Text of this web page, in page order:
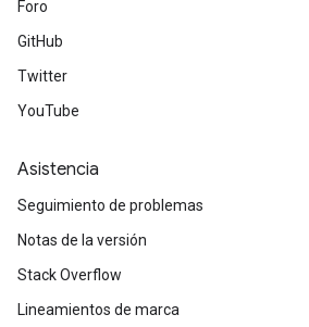
Foro
GitHub
Twitter
YouTube
Asistencia
Seguimiento de problemas
Notas de la versión
Stack Overflow
Lineamientos de marca